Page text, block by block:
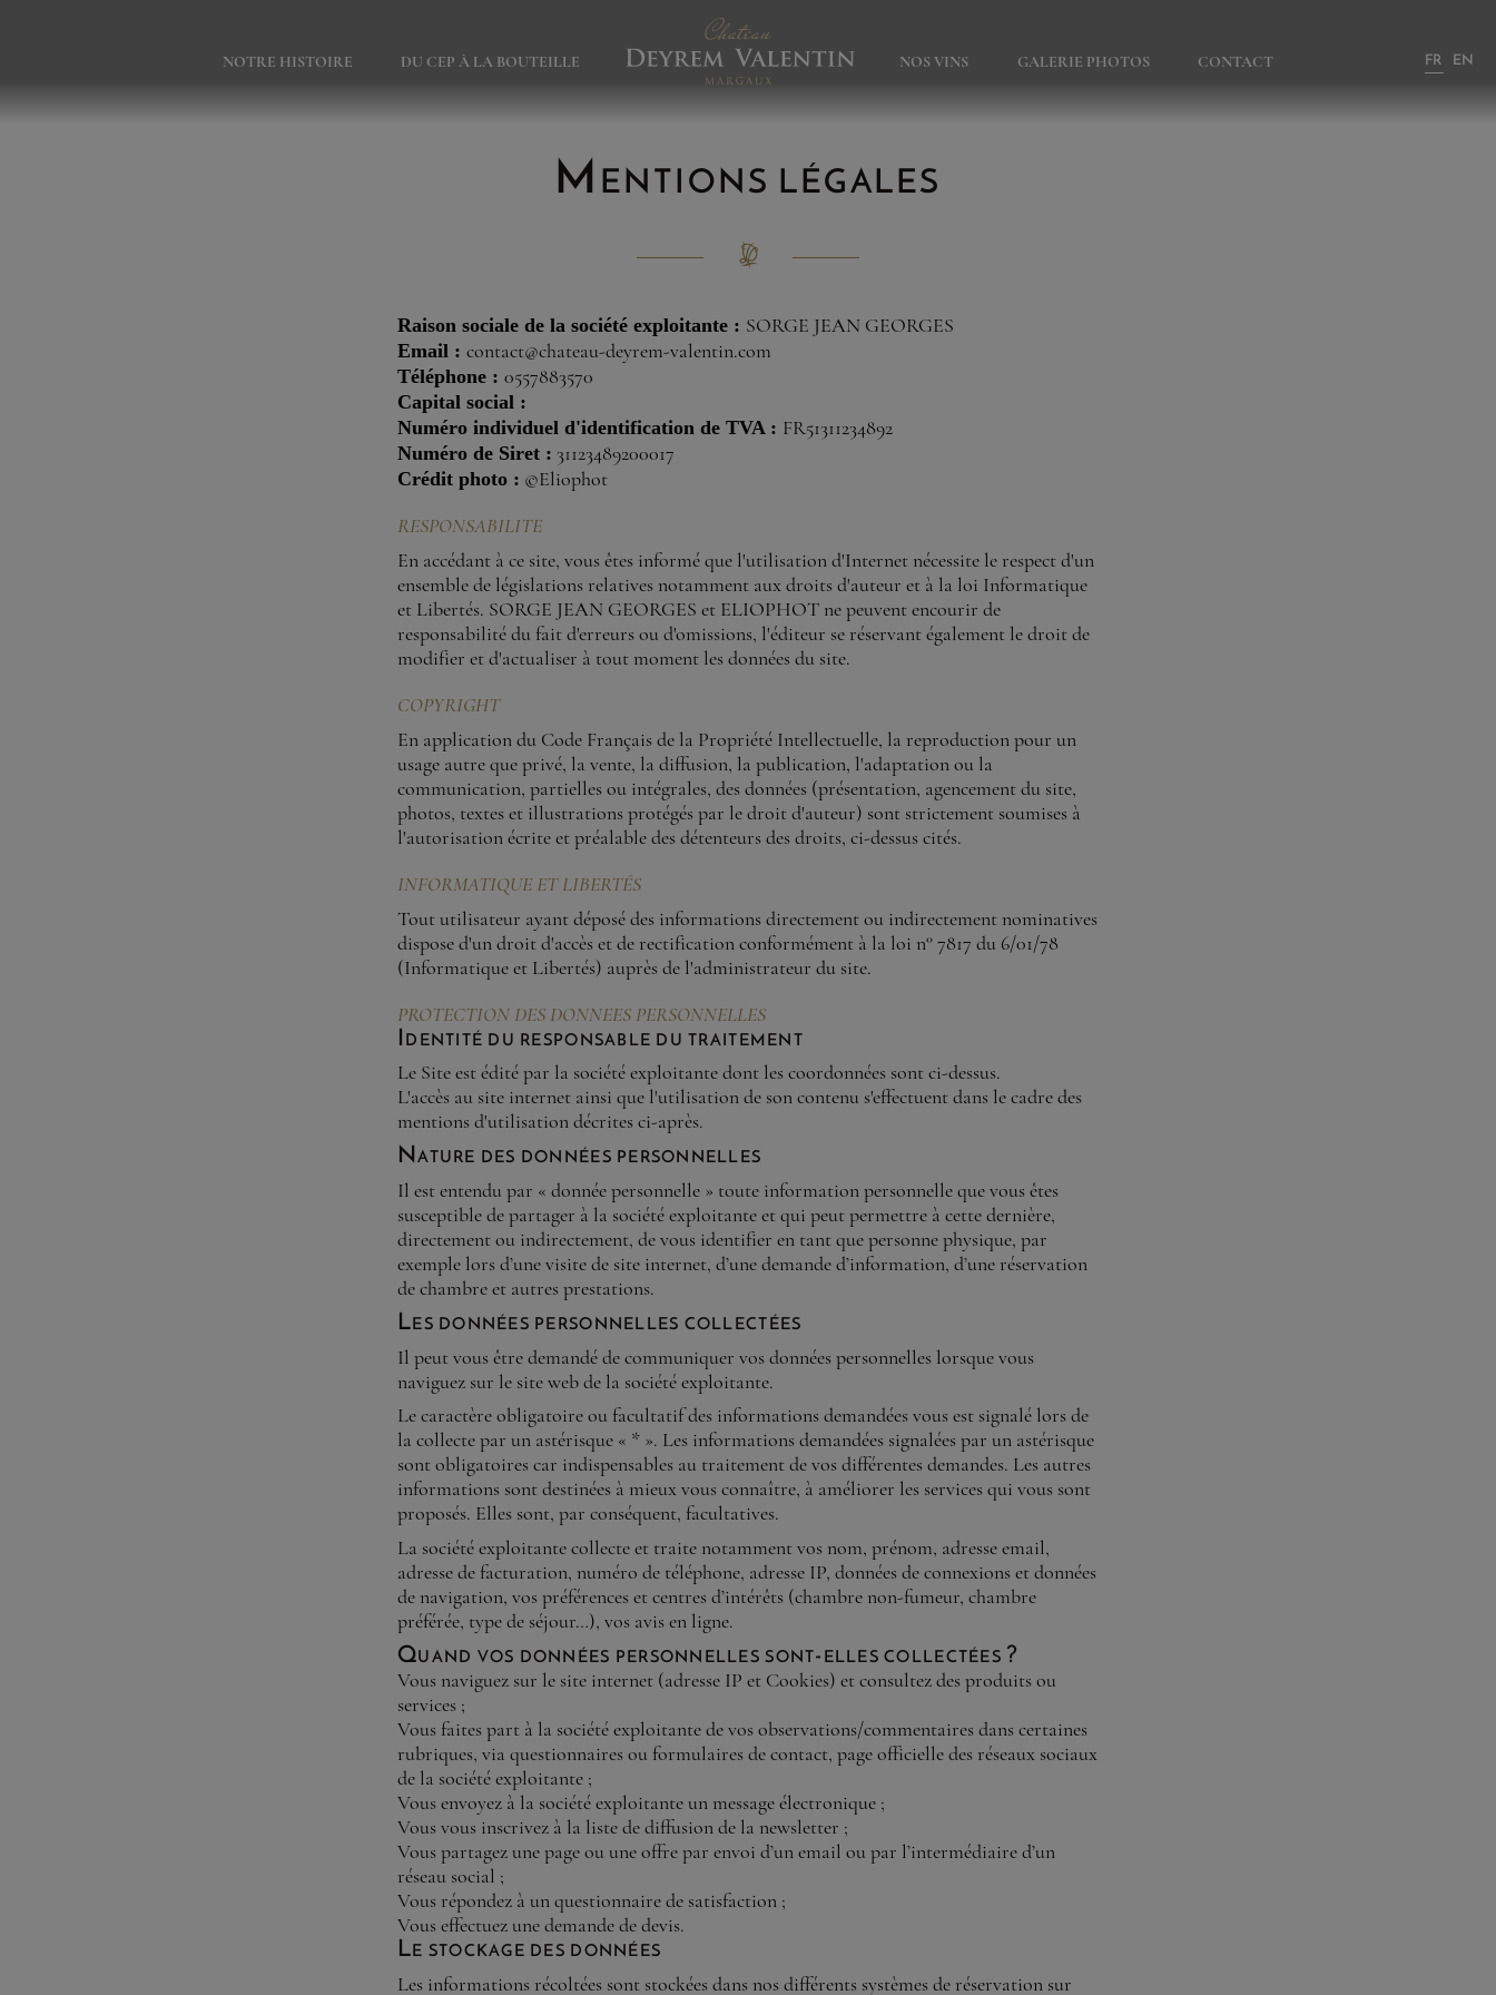
NOTRE HISTOIRE DU CEP À LA BOUTEILLE NOS VINS GALERIE PHOTOS CONTACT FR EN
Mentions légales
Raison sociale de la société exploitante : SORGE JEAN GEORGES
Email : contact@chateau-deyrem-valentin.com
Téléphone : 0557883570
Capital social :
Numéro individuel d'identification de TVA : FR51311234892
Numéro de Siret : 31123489200017
Crédit photo : ©Eliophot
RESPONSABILITE
En accédant à ce site, vous êtes informé que l'utilisation d'Internet nécessite le respect d'un
ensemble de législations relatives notamment aux droits d'auteur et à la loi Informatique
et Libertés. SORGE JEAN GEORGES et ELIOPHOT ne peuvent encourir de
responsabilité du fait d'erreurs ou d'omissions, l'éditeur se réservant également le droit de
modifier et d'actualiser à tout moment les données du site.
COPYRIGHT
En application du Code Français de la Propriété Intellectuelle, la reproduction pour un
usage autre que privé, la vente, la diffusion, la publication, l'adaptation ou la
communication, partielles ou intégrales, des données (présentation, agencement du site,
photos, textes et illustrations protégés par le droit d'auteur) sont strictement soumises à
l'autorisation écrite et préalable des détenteurs des droits, ci-dessus cités.
INFORMATIQUE ET LIBERTÉS
Tout utilisateur ayant déposé des informations directement ou indirectement nominatives
dispose d'un droit d'accès et de rectification conformément à la loi n° 7817 du 6/01/78
(Informatique et Libertés) auprès de l'administrateur du site.
PROTECTION DES DONNEES PERSONNELLES
Identité du responsable du traitement
Le Site est édité par la société exploitante dont les coordonnées sont ci-dessus.
L'accès au site internet ainsi que l'utilisation de son contenu s'effectuent dans le cadre des
mentions d'utilisation décrites ci-après.
Nature des données personnelles
Il est entendu par « donnée personnelle » toute information personnelle que vous êtes
susceptible de partager à la société exploitante et qui peut permettre à cette dernière,
directement ou indirectement, de vous identifier en tant que personne physique, par
exemple lors d’une visite de site internet, d’une demande d’information, d’une réservation
de chambre et autres prestations.
Les données personnelles collectées
Il peut vous être demandé de communiquer vos données personnelles lorsque vous
naviguez sur le site web de la société exploitante.
Le caractère obligatoire ou facultatif des informations demandées vous est signalé lors de
la collecte par un astérisque « * ». Les informations demandées signalées par un astérisque
sont obligatoires car indispensables au traitement de vos différentes demandes. Les autres
informations sont destinées à mieux vous connaître, à améliorer les services qui vous sont
proposés. Elles sont, par conséquent, facultatives.
La société exploitante collecte et traite notamment vos nom, prénom, adresse email,
adresse de facturation, numéro de téléphone, adresse IP, données de connexions et données
de navigation, vos préférences et centres d’intérêts (chambre non-fumeur, chambre
préférée, type de séjour…), vos avis en ligne.
Quand vos données personnelles sont-elles collectées ?
Vous naviguez sur le site internet (adresse IP et Cookies) et consultez des produits ou
services ;
Vous faites part à la société exploitante de vos observations/commentaires dans certaines
rubriques, via questionnaires ou formulaires de contact, page officielle des réseaux sociaux
de la société exploitante ;
Vous envoyez à la société exploitante un message électronique ;
Vous vous inscrivez à la liste de diffusion de la newsletter ;
Vous partagez une page ou une offre par envoi d’un email ou par l’intermédiaire d’un
réseau social ;
Vous répondez à un questionnaire de satisfaction ;
Vous effectuez une demande de devis.
Le stockage des données
Les informations récoltées sont stockées dans nos différents systèmes de réservation sur